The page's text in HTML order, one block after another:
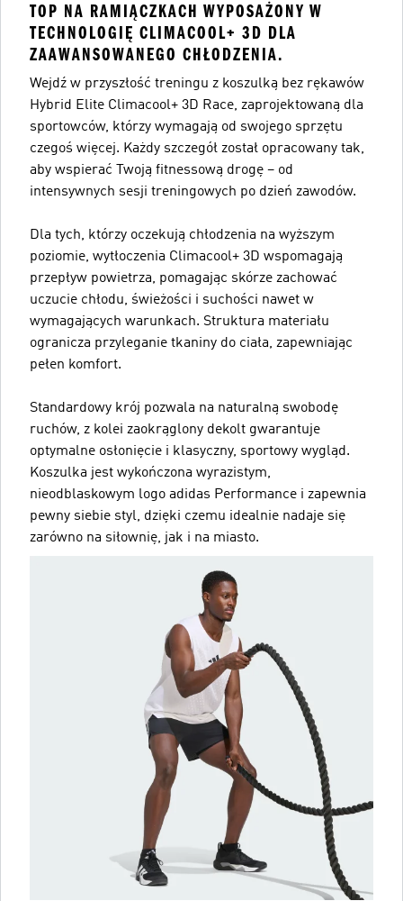
TOP NA RAMIĄCZKACH WYPOSAŻONY W
TECHNOLOGIĘ CLIMACOOL+ 3D DLA
ZAAWANSOWANEGO CHŁODZENIA.
Wejdź w przyszłość treningu z koszulką bez rękawów
Hybrid Elite Climacool+ 3D Race, zaprojektowaną dla
sportowców, którzy wymagają od swojego sprzętu
czegoś więcej. Każdy szczegół został opracowany tak,
aby wspierać Twoją fitnessową drogę – od
intensywnych sesji treningowych po dzień zawodów.
Dla tych, którzy oczekują chłodzenia na wyższym
poziomie, wytłoczenia Climacool+ 3D wspomagają
przepływ powietrza, pomagając skórze zachować
uczucie chłodu, świeżości i suchości nawet w
wymagających warunkach. Struktura materiału
ogranicza przyleganie tkaniny do ciała, zapewniając
pełen komfort.
Standardowy krój pozwala na naturalną swobodę
ruchów, z kolei zaokrąglony dekolt gwarantuje
optymalne osłonięcie i klasyczny, sportowy wygląd.
Koszulka jest wykończona wyrazistym,
nieodblaskowym logo adidas Performance i zapewnia
pewny siebie styl, dzięki czemu idealnie nadaje się
zarówno na siłownię, jak i na miasto.